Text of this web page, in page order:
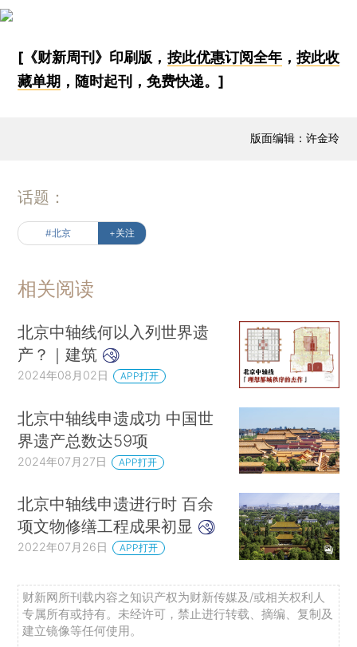
[《财新周刊》印刷版， 按此优惠订阅全年， 按此收
藏单期 ，随时起刊，免费快递。]
版面编辑：许金玲
话题：
#北京 +关注
相关阅读
北京中轴线何以入列世界遗
产？｜建筑
2024年08月02日 APP打开
北京中轴线申遗成功 中国世
界遗产总数达59项
2024年07月27日 APP打开
北京中轴线申遗进行时 百余
项文物修缮工程成果初显
2022年07月26日 APP打开
财新网所刊载内容之知识产权为财新传媒及/或相关权利人
专属所有或持有。未经许可，禁止进行转载、摘编、复制及
建立镜像等任何使用。